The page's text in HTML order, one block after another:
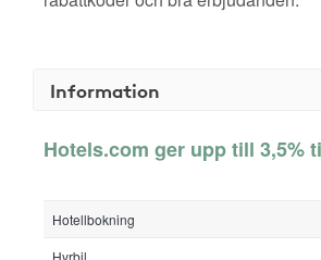
Information
Hotels.com ger upp till 3,5%
Hotellbokning
Hyrbil